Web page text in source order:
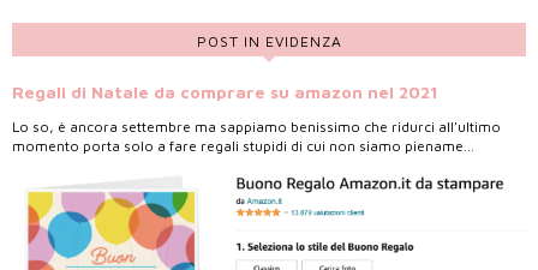
POST IN EVIDENZA
Regali di Natale da comprare su amazon nel 2021
Lo so, è ancora settembre ma sappiamo benissimo che ridurci all'ultimo
momento porta solo a fare regali stupidi di cui non siamo piename...